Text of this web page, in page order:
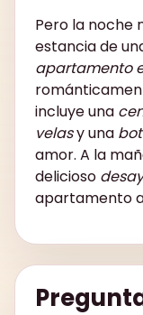
Pero la noche
estancia de
apartamento
incluye una
velasy una
amor. A la
delicioso
apartamento a